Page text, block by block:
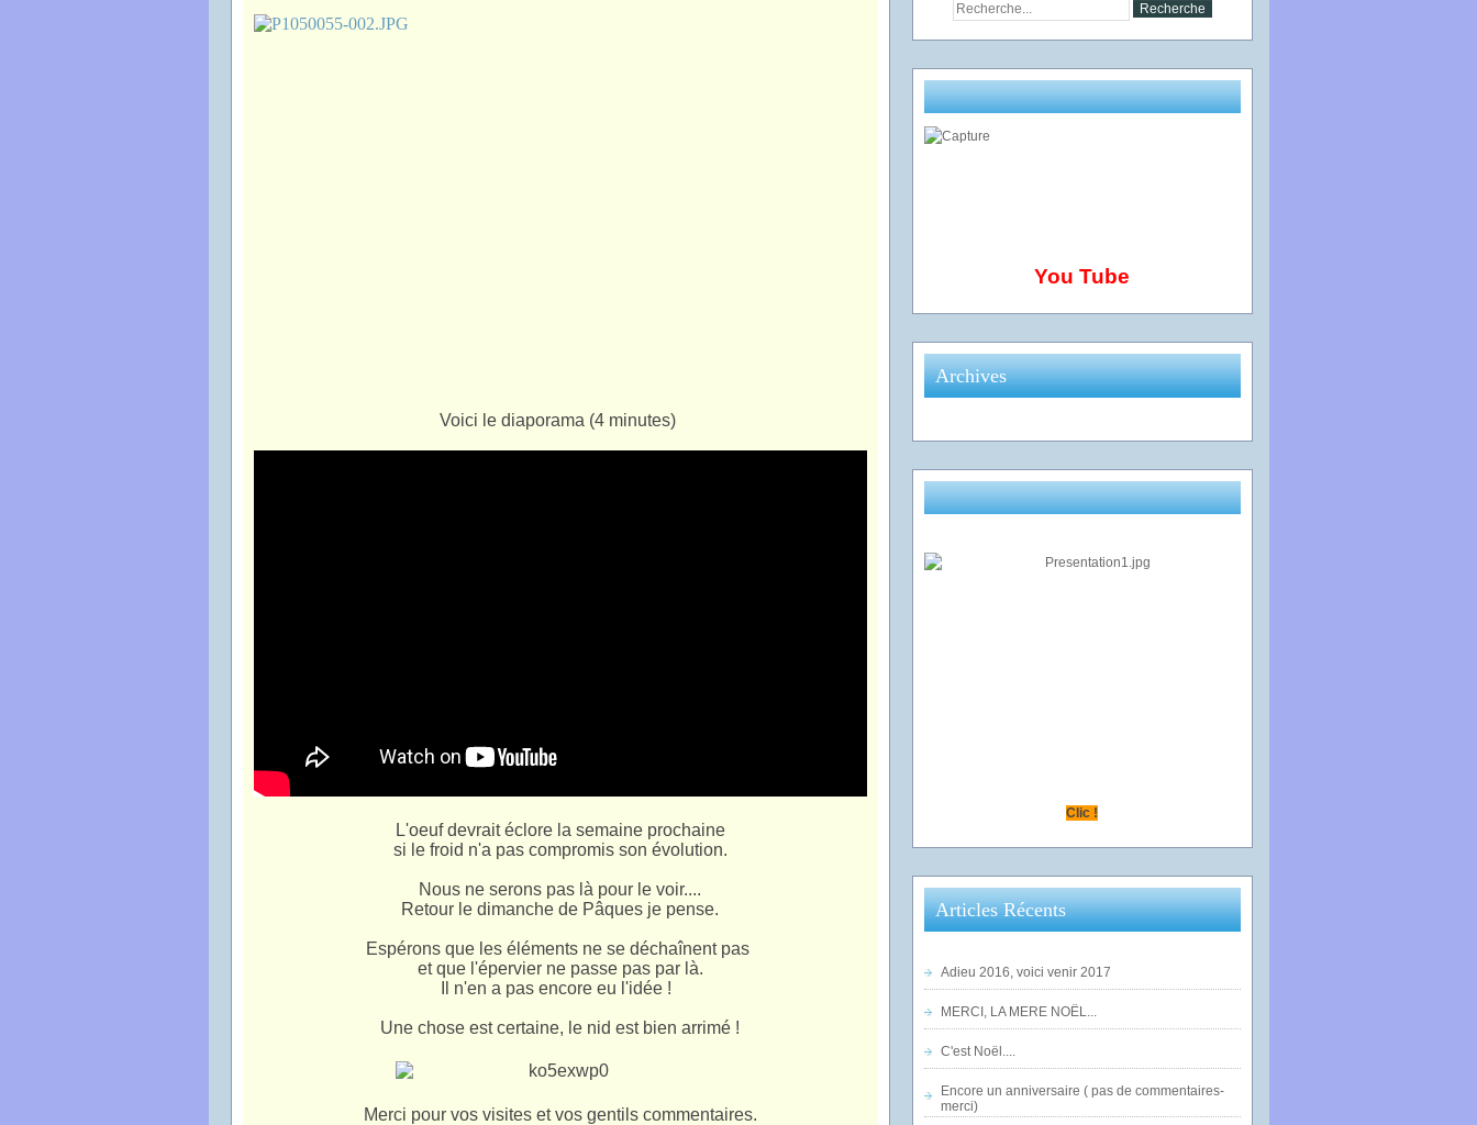
Voici le diaporama (4 minutes)
L'oeuf devrait éclore la semaine prochaine
si le froid n'a pas compromis son évolution.
Nous ne serons pas là pour le voir....
Retour le dimanche de Pâques je pense.
Espérons que les éléments ne se déchaînent pas
et que l'épervier ne passe pas par là.
Il n'en a pas encore eu l'idée !
Une chose est certaine, le nid est bien arrimé !
Merci pour vos visites et vos gentils commentaires.
You Tube
Archives
Clic !
Articles Récents
Adieu 2016, voici venir 2017
MERCI, LA MERE NOËL...
C'est Noël....
Encore un anniversaire ( pas de commentaires-
merci)